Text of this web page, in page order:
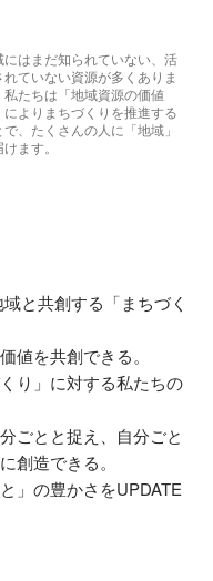
にはまだ知られていない、活
れていない資源が多くありま
私たちは「地域資源の価値
によりまちづくりを推進する
で、たくさんの人に「地域」
ます。
と共創する「まちづく
値を共創できる。
り」に対する私たちの
ごとと捉え、自分ごと
創造できる。
」の豊かさをUPDATE